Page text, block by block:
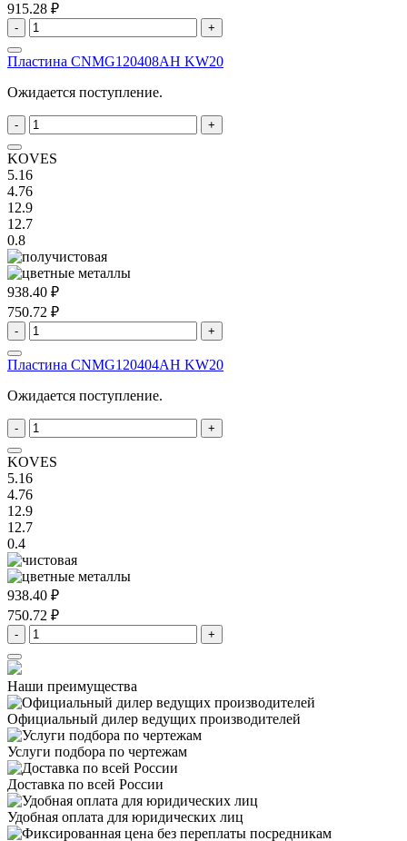
915.28 ₽
- +
Пластина CNMG120408AH KW20
Ожидается поступление.
- +
KOVES
5.16
4.76
12.9
12.7
0.8
938.40 ₽
750.72 ₽
- +
Пластина CNMG120404AH KW20
Ожидается поступление.
- +
KOVES
5.16
4.76
12.9
12.7
0.4
938.40 ₽
750.72 ₽
- +
Наши преимущества
Официальный дилер ведущих производителей
Услуги подбора по чертежам
Доставка по всей России
Удобная оплата для юридических лиц